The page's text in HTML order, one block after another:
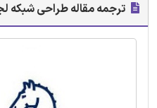
ترجمه مقاله طراحی شبکه